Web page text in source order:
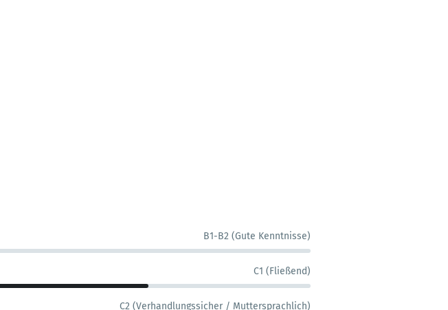
B1-B2 (Gute Kenntnisse)
C1 (Fließend)
C2 (Verhandlungssicher / Muttersprachlich)